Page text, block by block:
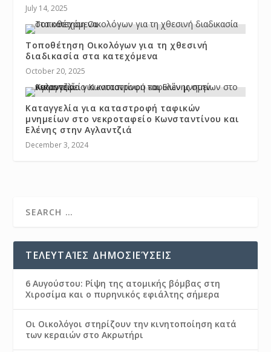
July 14, 2025
Τοποθέτηση Οικολόγων για τη χθεσινή
διαδικασία στα κατεχόμενα
October 20, 2025
Καταγγελία για καταστροφή ταφικών
μνημείων στο νεκροταφείο Κωνσταντίνου και
Ελένης στην Αγλαντζιά
December 3, 2024
ΤΕΛΕΥΤΑΊΕΣ ΔΗΜΟΣΙΕΎΣΕΙΣ
6 Αυγούστου: Ρίψη της ατομικής βόμβας στη
Χιροσίμα και ο πυρηνικός εφιάλτης σήμερα
Οι Οικολόγοι στηρίζουν την κινητοποίηση κατά
των κεραιών στο Ακρωτήρι